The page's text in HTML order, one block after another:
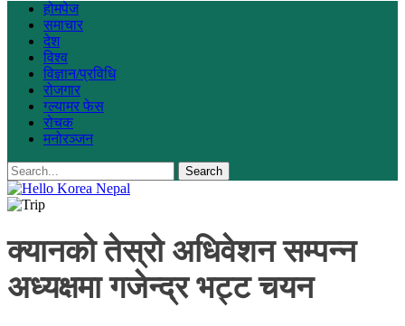
होमपेज
समाचार
देश
विश्व
विज्ञान/प्रविधि
रोजगार
ग्ल्यामर फेस
रोचक
मनोरञ्जन
क्यानको तेस्रो अधिवेशन सम्पन्न
अध्यक्षमा गजेन्द्र भट्ट चयन